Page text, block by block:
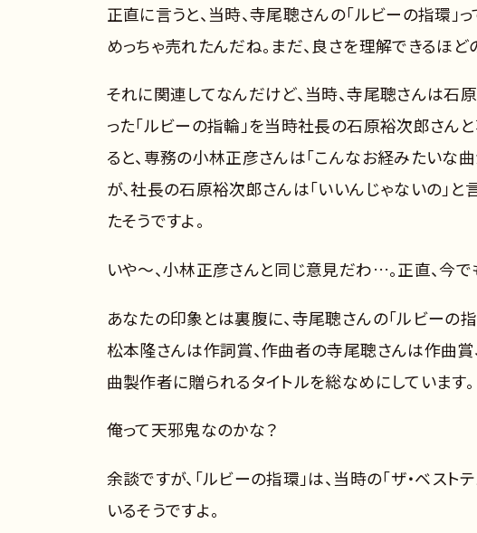
正直に言うと、当時、寺尾聰さんの「ルビーの指環」
めっちゃ売れたんだね。まだ、良さを理解できるほ
それに関連してなんだけど、当時、寺尾聰さんは石
った「ルビーの指輪」を当時社長の石原裕次郎さん
ると、専務の小林正彦さんは「こんなお経みたいな
が、社長の石原裕次郎さんは「いいんじゃないの」
たそうですよ。
いや～、小林正彦さんと同じ意見だわ…。正直、今
あなたの印象とは裏腹に、寺尾聰さんの「ルビーの
松本隆さんは作詞賞、作曲者の寺尾聰さんは作曲
曲製作者に贈られるタイトルを総なめにしています。
俺って天邪鬼なのかな？
余談ですが、「ルビーの指環」は、当時の「ザ・ベス
いるそうですよ。